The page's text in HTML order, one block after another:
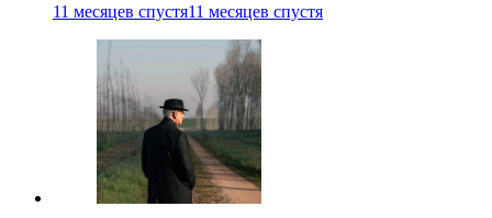
11 месяцев спустя11 месяцев спустя